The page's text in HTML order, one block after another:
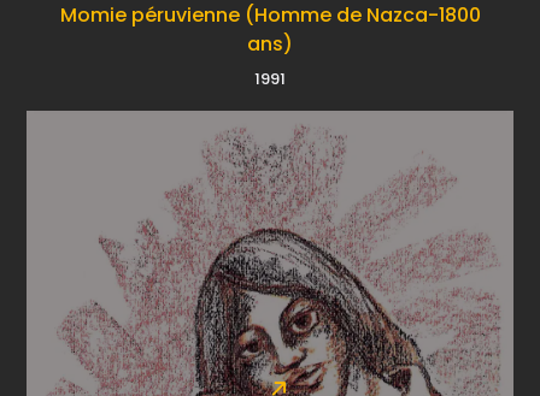
Momie péruvienne (Homme de Nazca-1800
ans)
1991